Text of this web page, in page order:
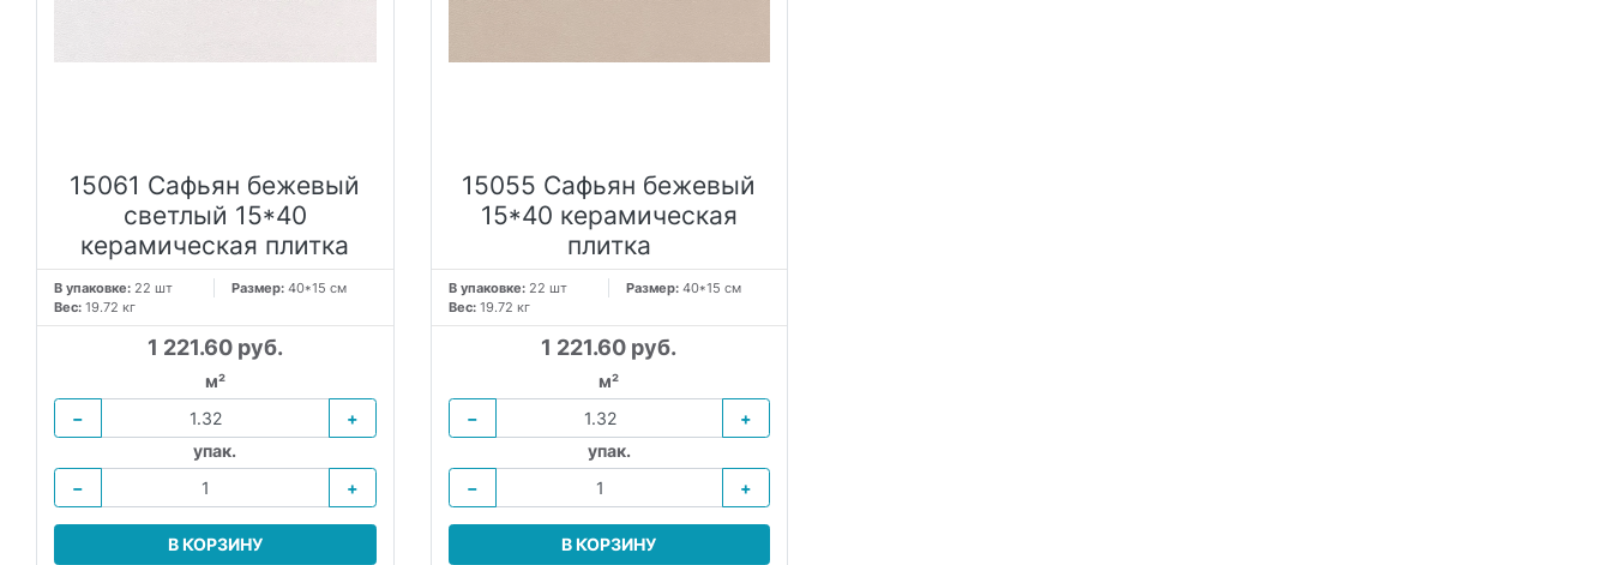
15061 Сафьян бежевый
светлый 15*40
керамическая плитка
В упаковке: 22 шт Размер:40*15 см
Вес: 19.72 кг
1 221.60 руб.
м²
−
+
упак.
−
+
В КОРЗИНУ
15055 Сафьян бежевый
15*40 керамическая
плитка
В упаковке:22 шт Размер: 40*15 см
Вес: 19.72 кг
1 221.60 руб.
м²
−
+
упак.
−
+
В КОРЗИНУ